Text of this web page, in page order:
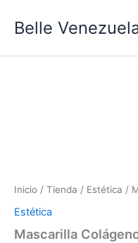
Belle
Inicio / Tienda / Estética /
Estética
Mascarilla